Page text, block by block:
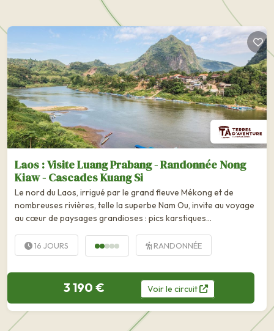
Laos : Visite Luang Prabang - Randonnée Nong
Kiaw - Cascades Kuang Si
Le nord du Laos, irrigué par le grand fleuve Mékong et de
nombreuses rivières, telle la superbe Nam Ou, invite au voyage
au cœur de paysages grandioses : pics karstiques
16 JOURS RANDONNÉE
3 190 € Voirle circuit